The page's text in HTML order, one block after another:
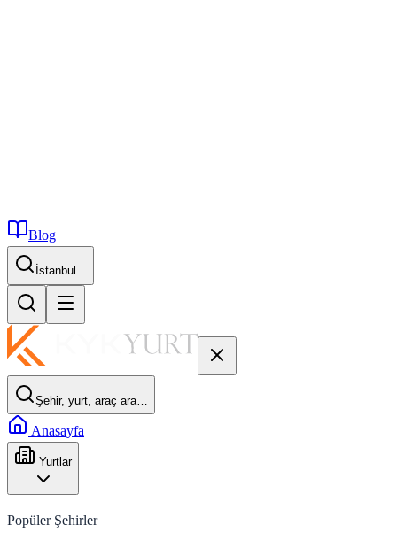
Blog
İstanbul...
Şehir, yurt, araç ara…
Anasayfa
Yurtlar
Popüler Şehirler